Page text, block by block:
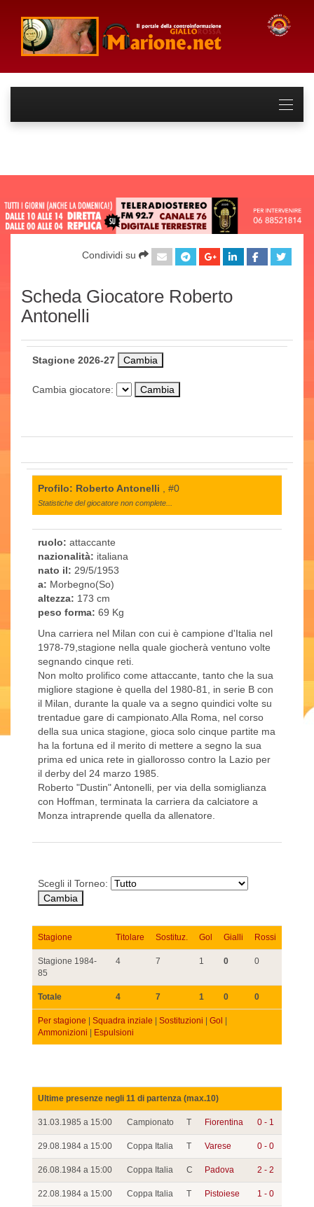
Condividi su
Scheda Giocatore Roberto
Antonelli
Stagione 2026-27
Cambia giocatore:
Profilo: Roberto Antonelli , #0
Statistiche del giocatore non complete...
ruolo: attaccante
nazionalità: italiana
nato il: 29/5/1953
a: Morbegno(So)
altezza: 173 cm
peso forma: 69 Kg
Una carriera nel Milan con cui è campione d'Italia nel
1978-79,stagione nella quale giocherà ventuno volte
segnando cinque reti.
Non molto prolifico come attaccante, tanto che la sua
migliore stagione è quella del 1980-81, in serie B con
il Milan, durante la quale va a segno quindici volte su
trentadue gare di campionato.Alla Roma, nel corso
della sua unica stagione, gioca solo cinque partite ma
ha la fortuna ed il merito di mettere a segno la sua
prima ed unica rete in giallorosso contro la Lazio per
il derby del 24 marzo 1985.
Roberto "Dustin" Antonelli, per via della somiglianza
con Hoffman, terminata la carriera da calciatore a
Monza intraprende quella da allenatore.
Scegli il Torneo:
Stagione Titolare Sostituz. Gol Gialli Rossi
Stagione 1984-
85
4 7 1 0 0
Totale 4 7 1 0 0
Per stagione Squadra inziale Sostituzioni Gol
Ammonizioni
Espulsioni
Ultime presenze negli 11 di partenza (max.10)
31.03.1985 a 15:00 Campionato T Fiorentina 0 - 1
29.08.1984 a 15:00 Coppa Italia T Varese 0 - 0
26.08.1984 a 15:00 Coppa Italia C Padova 2 - 2
22.08.1984 a 15:00 Coppa Italia T Pistoiese 1 - 0